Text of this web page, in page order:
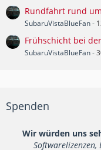
Rundfahrt rund
SubaruVistaBlueFan-
Frühschicht bei
SubaruVistaBlueFan-
Spenden
Wir würden uns
Softwarelizenzen,